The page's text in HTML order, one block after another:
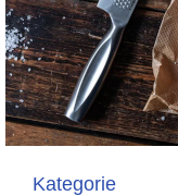
Kategorie